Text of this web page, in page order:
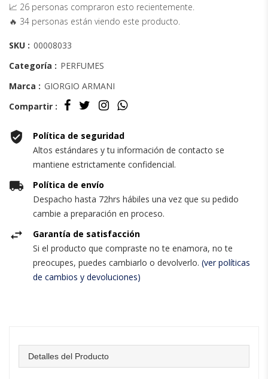
📈 26 personas compraron esto recientemente.
🔥 34 personas están viendo este producto.
SKU : 00008033
Categoría : PERFUMES
Marca : GIORGIO ARMANI
Compartir :
Política de seguridad
Altos estándares y tu información de contacto se
mantiene estrictamente confidencial.
Política de envío
Despacho hasta 72hrs hábiles una vez que su pedido
cambie a preparación en proceso.
Garantía de satisfacción
Si el producto que compraste no te enamora, no te
preocupes, puedes cambiarlo o devolverlo. (ver políticas
de cambios y devoluciones)
Detalles del Producto